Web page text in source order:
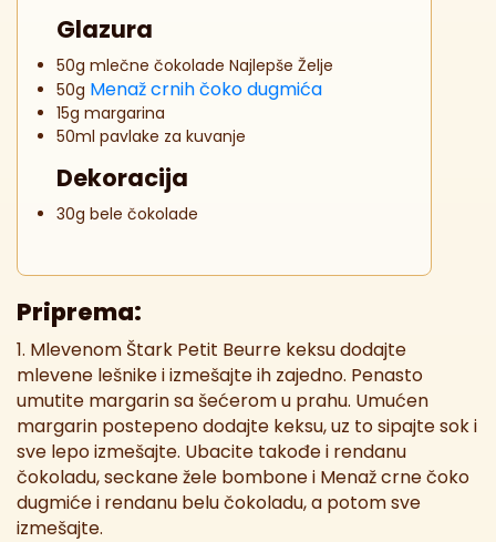
Glazura
50g mlečne čokolade Najlepše Želje
50g Menaž crnih čoko dugmića
15g margarina
50ml pavlake za kuvanje
Dekoracija
30g bele čokolade
Priprema:
1. Mlevenom Štark Petit Beurre keksu dodajte
mlevene lešnike i izmešajte ih zajedno. Penasto
umutite margarin sa šećerom u prahu. Umućen
margarin postepeno dodajte keksu, uz to sipajte sok i
sve lepo izmešajte. Ubacite takođe i rendanu
čokoladu, seckane žele bombone i Menaž crne čoko
dugmiće i rendanu belu čokoladu, a potom sve
izmešajte.